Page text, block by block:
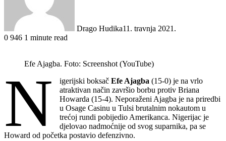
Drago Hudika11. travnja 2021.
0 946 1 minute read
Efe Ajagba. Foto: Screenshot (YouTube)
N igerijski boksač Efe Ajagba (15-0) je na vrlo
atraktivan način završio borbu protiv Briana
Howarda (15-4). Neporaženi Ajagba je na priredbi
u Osage Casinu u Tulsi brutalnim nokautom u
trećoj rundi pobijedio Amerikanca. Nigerijac je
djelovao nadmoćnije od svog suparnika, pa se
Howard od početka postavio defenzivno.